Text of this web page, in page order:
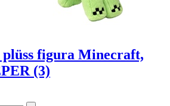
plüss figura Minecraft,
(3)